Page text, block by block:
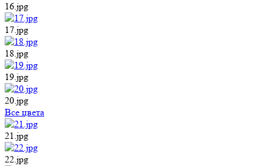
16.jpg
17.jpg
18.jpg
19.jpg
20.jpg
Все цвета
21.jpg
22.jpg